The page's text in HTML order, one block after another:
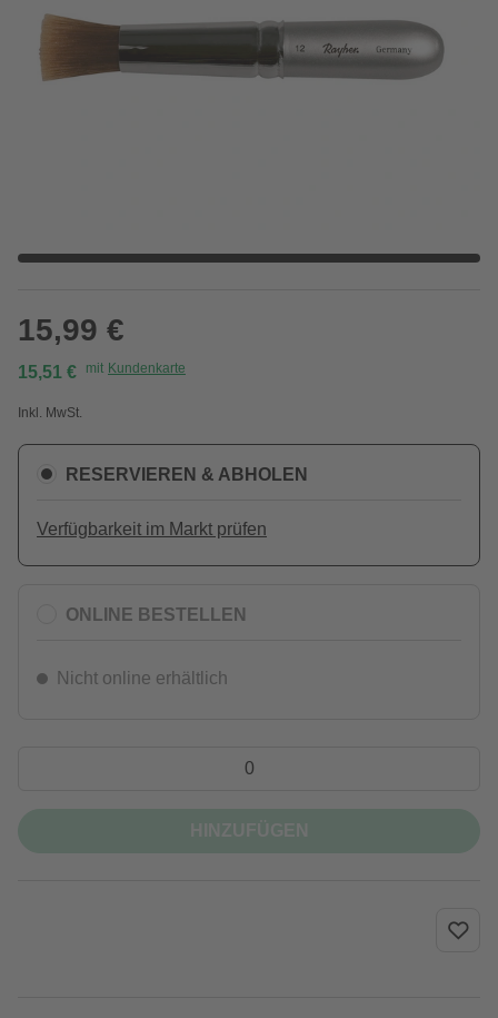
15,99 €
15,51 € mit Kundenkarte
Inkl. MwSt.
RESERVIEREN & ABHOLEN
Verfügbarkeit im Markt prüfen
ONLINE BESTELLEN
Nicht online erhältlich